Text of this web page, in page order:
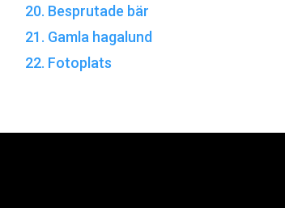
20. Besprutade bär
21. Gamla hagalund
22. Fotoplats